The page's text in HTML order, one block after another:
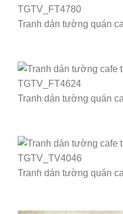
Tranh dán tường quán
Tranh dán tường quán
Tranh dán tường quán